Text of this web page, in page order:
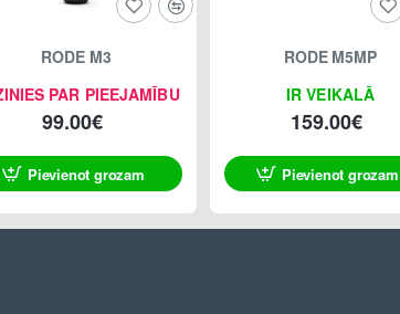
PAR PIEEJAMĪBU
RODE M3
99.00€
Pievienot grozam
IR VEIKALĀ
RODE M5MP
159.00€
Pievienot grozam